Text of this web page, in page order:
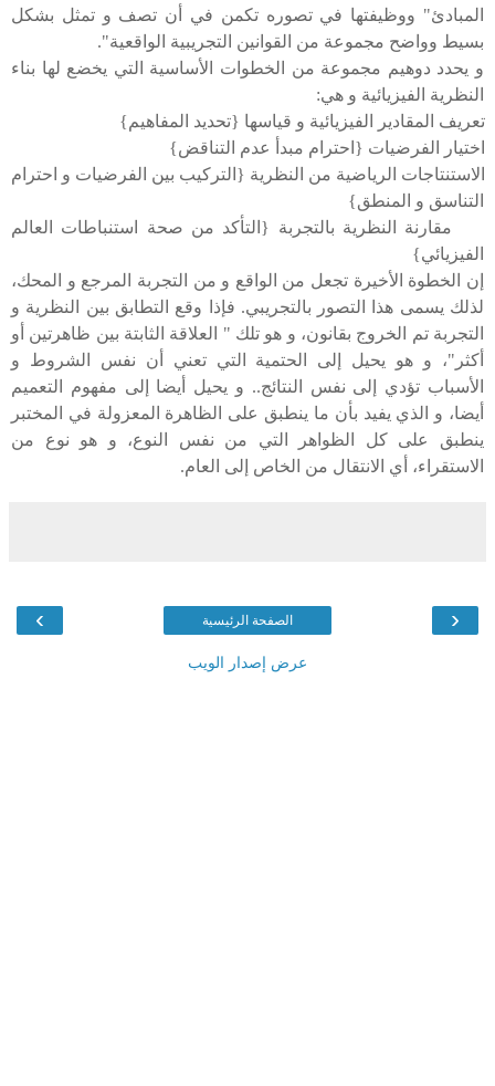
المبادئ" ووظيفتها في تصوره تكمن في أن تصف و تمثل بشكل
بسيط وواضح مجموعة من القوانين التجريبية الواقعية".
و يحدد دوهيم مجموعة من الخطوات الأساسية التي يخضع لها بناء
النظرية الفيزيائية و هي:
تعريف المقادير الفيزيائية و قياسها {تحديد المفاهيم}
اختيار الفرضيات {احترام مبدأ عدم التناقض}
الاستنتاجات الرياضية من النظرية {التركيب بين الفرضيات و احترام
التناسق و المنطق}
مقارنة النظرية بالتجربة {التأكد من صحة استنباطات العالم
الفيزيائي}
إن الخطوة الأخيرة تجعل من الواقع و من التجربة المرجع و المحك،
لذلك يسمى هذا التصور بالتجريبي. فإذا وقع التطابق بين النظرية و
التجربة تم الخروج بقانون، و هو تلك " العلاقة الثابتة بين ظاهرتين أو
أكثر"، و هو يحيل إلى الحتمية التي تعني أن نفس الشروط و
الأسباب تؤدي إلى نفس النتائج.. و يحيل أيضا إلى مفهوم التعميم
أيضا، و الذي يفيد بأن ما ينطبق على الظاهرة المعزولة في المختبر
ينطبق على كل الظواهر التي من نفس النوع، و هو نوع من
الاستقراء، أي الانتقال من الخاص إلى العام.
‹
› الصفحة الرئيسية
عرض إصدار الويب